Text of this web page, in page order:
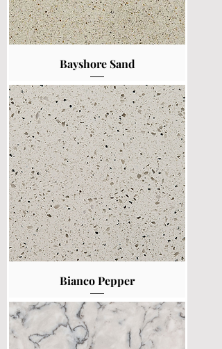
Bayshore Sand
Bianco Pepper